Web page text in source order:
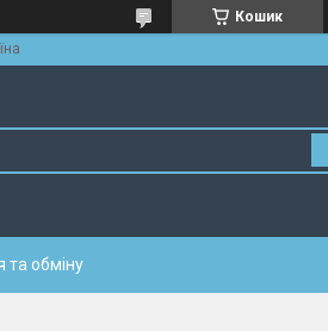
Кошик
та обміну